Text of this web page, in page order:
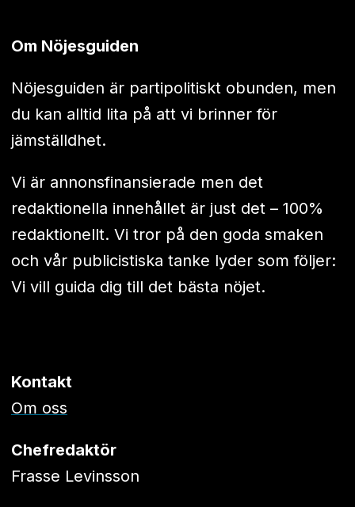
Om Nöjesguiden
Nöjesguiden är partipolitiskt obunden, men
du kan alltid lita på att vi brinner för
jämställdhet.
Vi är annonsfinansierade men det
redaktionella innehållet är just det – 100%
redaktionellt. Vi tror på den goda smaken
och vår publicistiska tanke lyder som följer:
Vi vill guida dig till det bästa nöjet.
Kontakt
Om oss
Chefredaktör
Frasse Levinsson